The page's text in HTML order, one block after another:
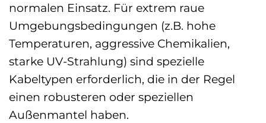
normalen Einsatz. Für extrem raue
Umgebungsbedingungen (z.B. hohe
Temperaturen, aggressive Chemikalien,
starke UV-Strahlung) sind spezielle
Kabeltypen erforderlich, die in der Regel
einen robusteren oder speziellen
Außenmantel haben.